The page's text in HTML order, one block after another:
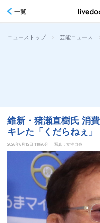
一覧
ニューストップ > 芸能ニュース
維新・猪瀬直樹氏 消
キレた「くだらねぇ」
2026年6月12日 11時0分 写真：女性自身